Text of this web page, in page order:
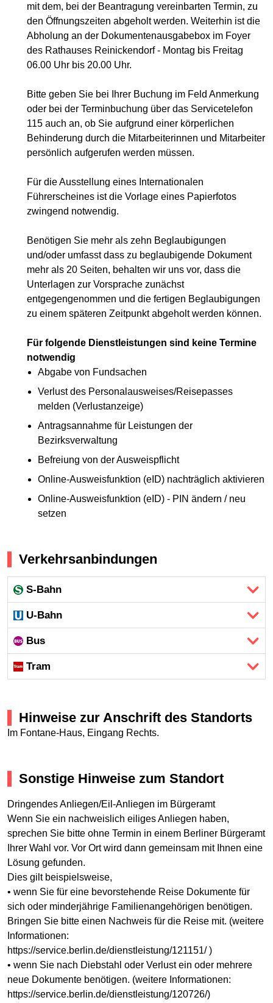
mit dem, bei der Beantragung vereinbarten Termin, zu
den Öffnungszeiten abgeholt werden. Weiterhin ist die
Abholung an der Dokumentenausgabebox im Foyer
des Rathauses Reinickendorf - Montag bis Freitag
06.00 Uhr bis 20.00 Uhr.
Bitte geben Sie bei Ihrer Buchung im Feld Anmerkung
oder bei der Terminbuchung über das Servicetelefon
115 auch an, ob Sie aufgrund einer körperlichen
Behinderung durch die Mitarbeiterinnen und Mitarbeiter
persönlich aufgerufen werden müssen.
Für die Ausstellung eines Internationalen
Führerscheines ist die Vorlage eines Papierfotos
zwingend notwendig.
Benötigen Sie mehr als zehn Beglaubigungen
und/oder umfasst dass zu beglaubigende Dokument
mehr als 20 Seiten, behalten wir uns vor, dass die
Unterlagen zur Vorsprache zunächst
entgegengenommen und die fertigen Beglaubigungen
zu einem späteren Zeitpunkt abgeholt werden können.
Für folgende Dienstleistungen sind keine Termine
notwendig
Abgabe von Fundsachen
Verlust des Personalausweises/Reisepasses
melden (Verlustanzeige)
Antragsannahme für Leistungen der
Bezirksverwaltung
Befreiung von der Ausweispflicht
Online-Ausweisfunktion (eID) nachträglich aktivieren
Online-Ausweisfunktion (eID) - PIN ändern / neu
setzen
Verkehrsanbindungen
S-Bahn
U-Bahn
Bus
Tram
Hinweise zur Anschrift des Standorts
Im Fontane-Haus, Eingang Rechts.
Sonstige Hinweise zum Standort
Dringendes Anliegen/Eil-Anliegen im Bürgeramt
Wenn Sie ein nachweislich eiliges Anliegen haben,
sprechen Sie bitte ohne Termin in einem Berliner Bürgeramt
Ihrer Wahl vor. Vor Ort wird dann gemeinsam mit Ihnen eine
Lösung gefunden.
Dies gilt beispielsweise,
• wenn Sie für eine bevorstehende Reise Dokumente für
sich oder minderjährige Familienangehörigen benötigen.
Bringen Sie bitte einen Nachweis für die Reise mit. (weitere
Informationen:
https://service.berlin.de/dienstleistung/121151/ )
• wenn Sie nach Diebstahl oder Verlust ein oder mehrere
neue Dokumente benötigen. (weitere Informationen:
https://service.berlin.de/dienstleistung/120726/)